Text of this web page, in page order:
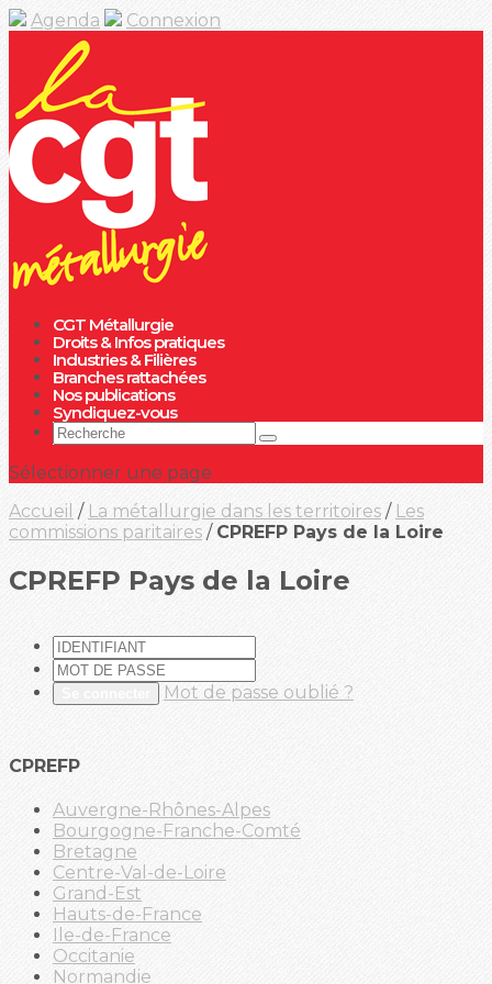
Agenda Connexion
CGT Métallurgie
Droits & Infos pratiques
Industries & Filières
Branches rattachées
Nos publications
Syndiquez-vous
Sélectionner une page
Accueil / La métallurgie dans les territoires / Les
commissions paritaires / CPREFP Pays de la Loire
CPREFP Pays de la Loire
Mot de passe oublié ?
CPREFP
Auvergne-Rhônes-Alpes
Bourgogne-Franche-Comté
Bretagne
Centre-Val-de-Loire
Grand-Est
Hauts-de-France
Ile-de-France
Occitanie
Normandie